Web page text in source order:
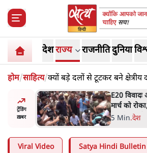
देशराज्य राजनीतिदुनिया
होम/साहित्य/क्यों बड़े दलों से टूटकर बने क्षेत्रीय
ट्रेंडिंग
ख़बर
आवास
RSS जेन
कहा- 70-80
जी को क्या
7 Min.देश
Viral Video Satya Hindi Bulletin